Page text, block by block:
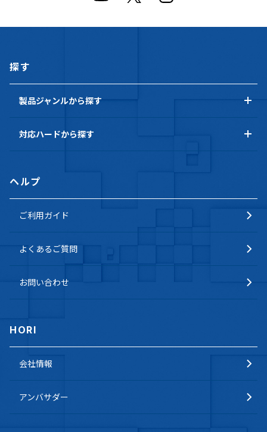
探す
製品ジャンルから探す
対応ハードから探す
ヘルプ
ご利用ガイド
よくあるご質問
お問い合わせ
HORI
会社情報
アンバサダー